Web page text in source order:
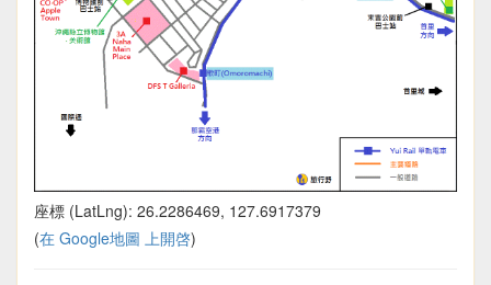
座標 (LatLng): 26.2286469, 127.6917379
(在 Google地圖 上開啓)